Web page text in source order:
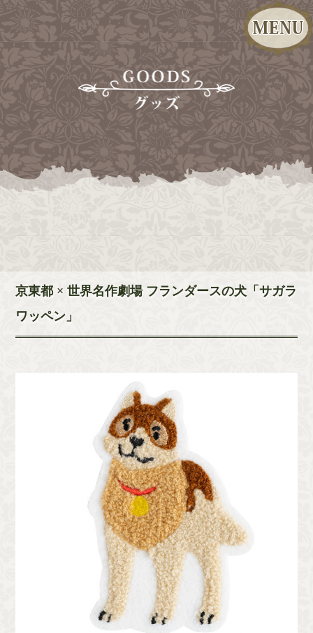
京東都 × 世界名作劇場 フランダースの犬「サガラ
ワッペン」